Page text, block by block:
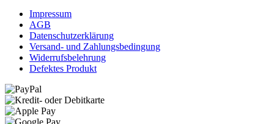
Impressum
AGB
Datenschutzerklärung
Versand- und Zahlungsbedingung
Widerrufsbelehrung
Defektes Produkt